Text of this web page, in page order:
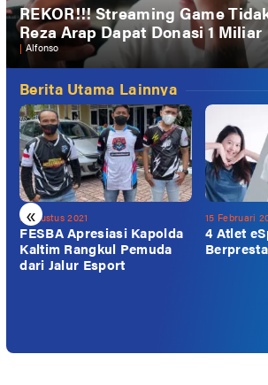
REKOR!!! Streaming Game
Reza Arap Dapat Donasi 1 Miliar
|Alfonso
Berita Utama Lainnya
«
3 Agustus 2021
FESBA Apresiasi Kapolda
Kaltim Rangkul Pemuda
dari Jalur Esport
15 Februari
4 Atlet